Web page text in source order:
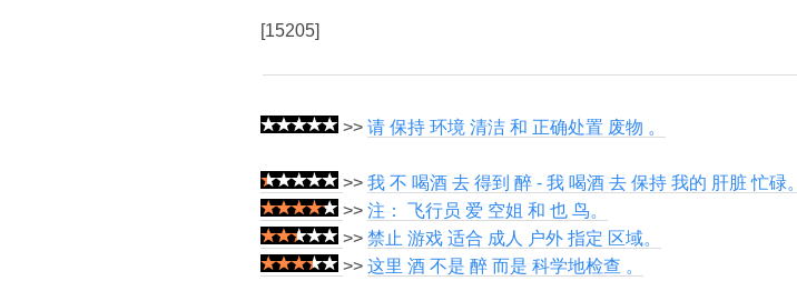
[15205]
>> 请 保持 环境 清洁 和 正确处置 废物 。
>> 我 不 喝酒 去 得到 醉 - 我 喝酒 去 保持 我的 肝脏 忙碌。
>> 注： 飞行员 爱 空姐 和 也 鸟。
>> 禁止 游戏 适合 成人 户外 指定 区域。
>> 这里 酒 不是 醉 而是 科学地检查 。